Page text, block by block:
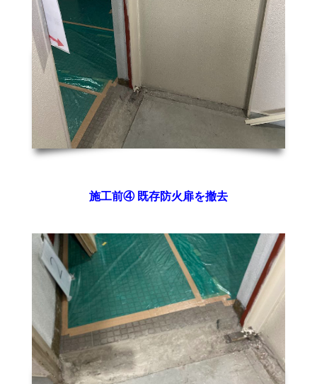
施工前④ 既存防火扉を撤去